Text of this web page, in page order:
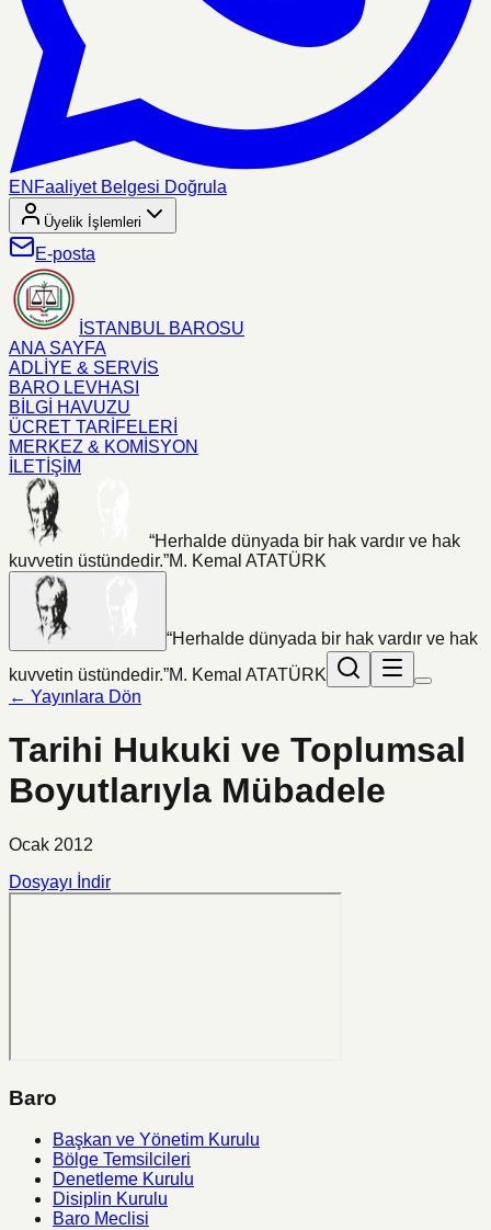
EN Faaliyet Belgesi Doğrula
Üyelik İşlemleri
E-posta
İSTANBUL BAROSU
ANA SAYFA
ADLİYE & SERVİS
BARO LEVHASI
BİLGİ HAVUZU
ÜCRET TARİFELERİ
MERKEZ & KOMİSYON
İLETİŞİM
“Herhalde dünyada bir hak vardır ve hak
kuvvetin üstündedir.”M. Kemal ATATÜRK
“Herhalde dünyada bir hak vardır ve hak
kuvvetin üstündedir.”M. Kemal ATATÜRK
← Yayınlara Dön
Tarihi Hukuki ve Toplumsal
Boyutlarıyla Mübadele
Ocak 2012
Dosyayı İndir
Baro
Başkan ve Yönetim Kurulu
Bölge Temsilcileri
Denetleme Kurulu
Disiplin Kurulu
Baro Meclisi